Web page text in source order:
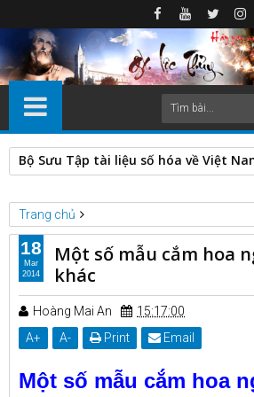
Quỳnh Lưu (Nghệ An) trong dòng
Trang chủ
Cắm hoa nghệ thuật
Một số mẫu cắm
Một số mẫu cắm hoa
khác
Hoàng Mai An
15:17:00
A+ A- Print Email
Một số mẫu cắm hoa
18
Mar
2014